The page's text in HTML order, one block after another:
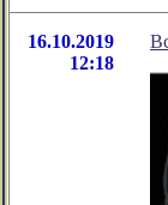
16.10.2019
12:18